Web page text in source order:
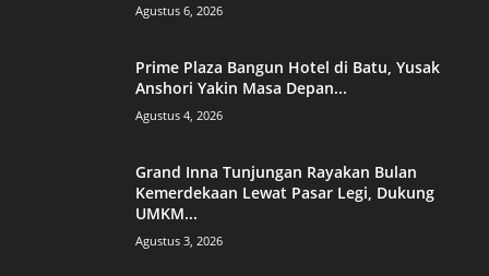
Agustus 6, 2026
Prime Plaza Bangun Hotel di Batu, Yusak
Anshori Yakin Masa Depan...
Agustus 4, 2026
Grand Inna Tunjungan Rayakan Bulan
Kemerdekaan Lewat Pasar Legi, Dukung
UMKM...
Agustus 3, 2026